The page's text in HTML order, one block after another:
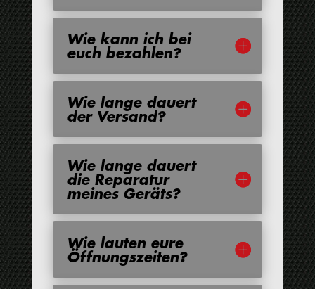
Wie kann ich bei
euch bezahlen?
Wie lange dauert
der Versand?
Wie lange dauert
die Reparatur
meines Geräts?
Wie lauten eure
Öffnungszeiten?